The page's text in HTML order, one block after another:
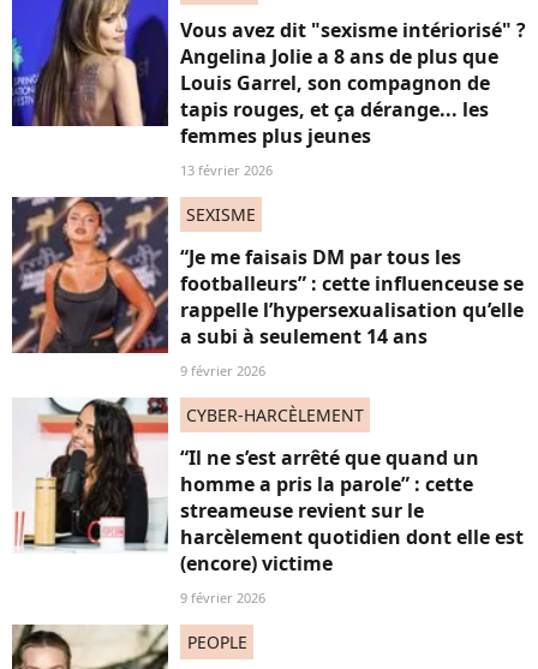
Vous avez dit "sexisme intériorisé" ?
Angelina Jolie a 8 ans de plus que
Louis Garrel, son compagnon de
tapis rouges, et ça dérange... les
femmes plus jeunes
13 février 2026
SEXISME
“Je me faisais DM par tous les
footballeurs” : cette influenceuse se
rappelle l’hypersexualisation qu’elle
a subi à seulement 14 ans
9 février 2026
CYBER-HARCÈLEMENT
“Il ne s’est arrêté que quand un
homme a pris la parole” : cette
streameuse revient sur le
harcèlement quotidien dont elle est
(encore) victime
9 février 2026
PEOPLE